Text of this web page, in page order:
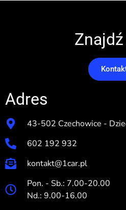
Adres
43-502 Czechowice -
602 192 932
kontakt@1car.pl
Pon. - Sb.: 7.00-20.00
Nd.: 9.00-16.00